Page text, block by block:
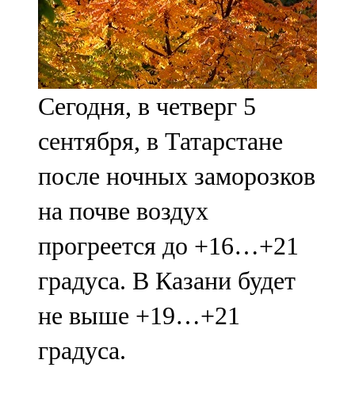
Олы Әтнә
71,42 FM
Сарман
107,8 FM
Теләче
106,1 FM
Түбән Кама
102,6 FM
Чирмешән
107,7 FM
Чистай
Сегодня, в четверг 5
сентября, в Татарстане
после ночных заморозков
на почве воздух
прогреется до +16…+21
градуса. В Казани будет
не выше +19…+21
градуса.